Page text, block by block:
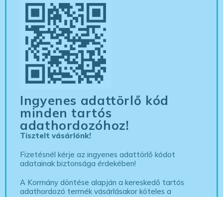
Ingyenes adattörlő kód
minden tartós
adathordozóhoz!
Tisztelt vásárlónk!
Fizetésnél kérje az ingyenes adattörlő kódot
adatainak biztonsága érdekében!
A Kormány döntése alapján a kereskedő tartós
adathordozó termék vásárlásakor köteles a